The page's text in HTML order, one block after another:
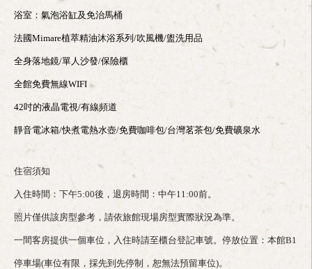
浴室：氣泡浴缸及免治馬桶
法國Mimare植萃精油沐浴系列/吹風機/盥洗用品
全身落地鏡/單人沙發/保險櫃
全館免費無線WIFI
42吋的液晶電視/有線頻道
靜音電冰箱/快煮電熱水壺/免費咖啡包/台灣茗茶包/免費礦泉水
住宿須知
入住時間：下午5:00後，退房時間：中午11:00前。
照片僅供該房型參考，請依旅館現場房型實際狀況為準。
一間客房提供一個車位，入住時請至櫃台登記車號。停放位置：本館B1
停車場(車位有限，採先到先停制，恕無法預留車位)。